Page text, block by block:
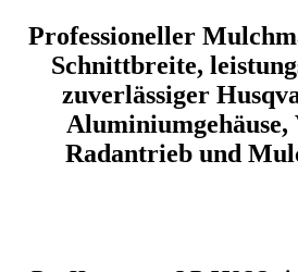
Professioneller
Schnittbreite,
zuverlässiger
Aluminiumgehäuse,
Radantrieb und